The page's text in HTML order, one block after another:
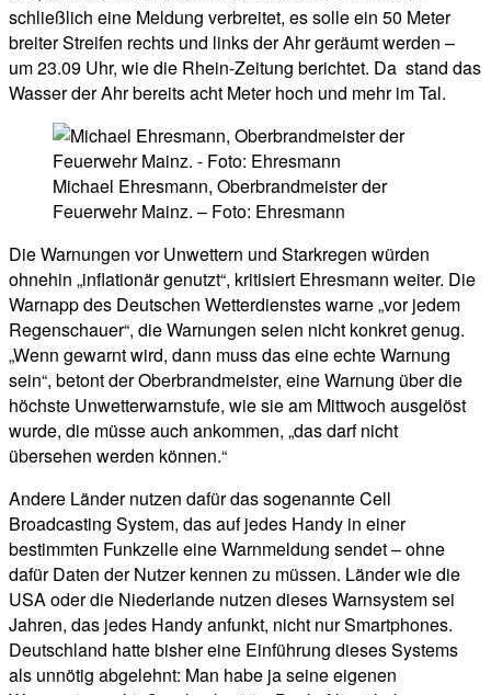
schließlich eine Meldung verbreitet, es solle ein 50 Meter
breiter Streifen rechts und links der Ahr geräumt werden –
um 23.09 Uhr, wie die Rhein-Zeitung berichtet. Da stand das
Wasser der Ahr bereits acht Meter hoch und mehr im Tal.
Michael Ehresmann, Oberbrandmeister der
Feuerwehr Mainz. – Foto: Ehresmann
Die Warnungen vor Unwettern und Starkregen würden
ohnehin „inflationär genutzt“, kritisiert Ehresmann weiter. Die
Warnapp des Deutschen Wetterdienstes warne „vor jedem
Regenschauer“, die Warnungen seien nicht konkret genug.
„Wenn gewarnt wird, dann muss das eine echte Warnung
sein“, betont der Oberbrandmeister, eine Warnung über die
höchste Unwetterwarnstufe, wie sie am Mittwoch ausgelöst
wurde, die müsse auch ankommen, „das darf nicht
übersehen werden können.“
Andere Länder nutzen dafür das sogenannte Cell
Broadcasting System, das auf jedes Handy in einer
bestimmten Funkzelle eine Warnmeldung sendet – ohne
dafür Daten der Nutzer kennen zu müssen. Länder wie die
USA oder die Niederlande nutzen dieses Warnsystem sei
Jahren, das jedes Handy anfunkt, nicht nur Smartphones.
Deutschland hatte bisher eine Einführung dieses Systems
als unnötig abgelehnt: Man habe ja seine eigenen